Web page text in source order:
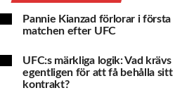
Pannie Kianzad förlorar i första
matchen efter UFC
UFC:s märkliga logik: Vad krävs
egentligen för att få behålla sitt
kontrakt?